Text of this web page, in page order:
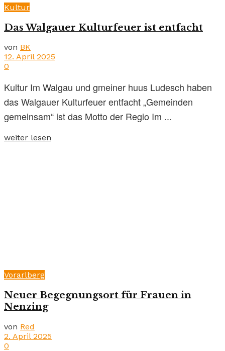
Kultur
Das Walgauer Kulturfeuer ist entfacht
von BK
12. April 2025
0
Kultur Im Walgau und gmeiner huus Ludesch haben
das Walgauer Kulturfeuer entfacht „Gemeinden
gemeinsam“ ist das Motto der Regio Im ...
weiter lesen
Vorarlberg
Neuer Begegnungsort für Frauen in
Nenzing
von Red
2. April 2025
0